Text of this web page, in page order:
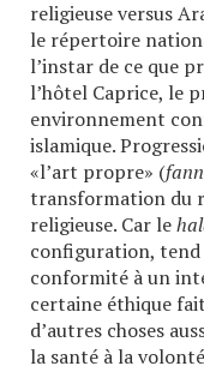
religieuse versus
le répertoire
l’instar de ce que
l’hôtel Caprice, le
environnement
islamique.
«l’art propre» (
transformation du
religieuse. Car le
configuration, tend
conformité à un
certaine éthique
d’autres choses
la santé à la